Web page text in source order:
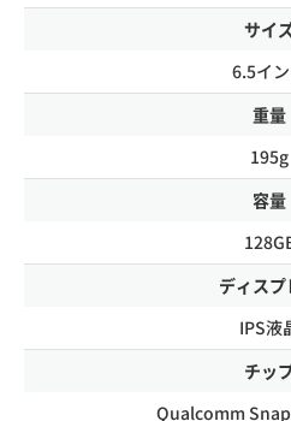
サイ
6.5イ
重量
195g
容量
ディスプ
IPS液
チッ
Qualcomm